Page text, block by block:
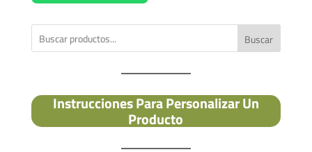
Buscar
Instrucciones Para Personalizar Un
Producto